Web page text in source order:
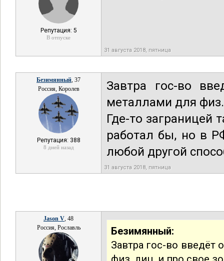
Репутация: 5
В отпуске
31 августа 2018, пятница
Безимянный, 37
Россия, Королев
Репутация: 388
8 дней назад
Завтра гос-во
металлами для
Где-то заграницей
работал бы, но в
любой другой
31 августа 2018, пятница
Jason V, 48
Россия, Рославль
Безимянный:
Завтра гос-во введёт